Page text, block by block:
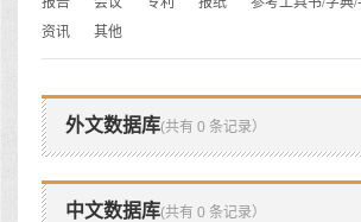
资讯
其他
外文数据库(共有 0 条记录）
中文数据库(共有 0 条记录）